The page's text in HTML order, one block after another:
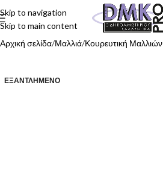
Skip to navigation
Skip to main content
Αρχική σελίδα/Μαλλιά/Κουρευτική Μαλλιών
ΕΞΑΝΤΛΗΜΈΝΟ